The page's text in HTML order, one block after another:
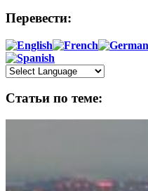
Перевести:
Статьи по теме: